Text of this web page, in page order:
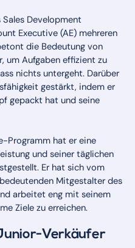
Development
Executive (AE) mehreren
die Bedeutung von
um Aufgaben effizient zu
nichts untergeht. Darüber
gestärkt, indem er
gepackt hat und seine
Programm hat er eine
und seiner täglichen
Er hat sich vom
Mitgestalter des
arbeitet eng mit seinem
Ziele zu erreichen.
Verkäufer